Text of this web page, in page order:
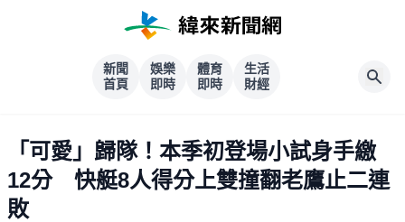
新聞
首頁
娛樂
即時
體育
即時
生活
財經
「可愛」歸隊！本季初登場小試身手繳
12分 快艇8人得分上雙撞翻老鷹止二連
敗